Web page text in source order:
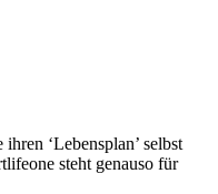
‘Lebensplan’ selbst
steht genauso für